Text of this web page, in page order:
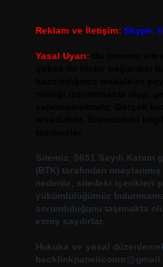
Reklam ve İletişim: Skype:
Yasal Uyarı:
Sitemiz, 5651 Sayılı
(BTK) tarafından
nedenle, sitedeki içerikleri
yükümlülüğümüz
sorumluluğunu taşımakta
etmiş sayılırlar.
Hukuka ve yasal